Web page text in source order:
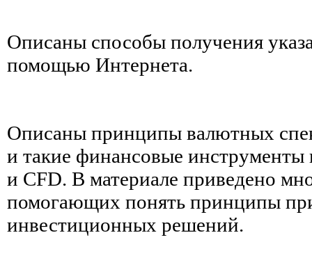
Описаны способы получения
помощью Интернета.
Описаны принципы валютных
и такие финансовые
и CFD. В материале приведено
помогающих понять принципы
инвестиционных решений.